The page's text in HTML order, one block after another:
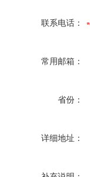
联系电话：
常用邮箱：
省份：
详细地址：